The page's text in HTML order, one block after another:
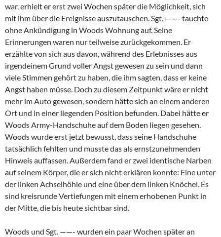
war, erhielt er erst zwei Wochen später die Möglichkeit, sich
mit ihm über die Ereignisse auszutauschen. Sgt. ——- tauchte
ohne Ankündigung in Woods Wohnung auf. Seine
Erinnerungen waren nur teilweise zurückgekommen. Er
erzählte von sich aus davon, während des Erlebnisses aus
irgendeinem Grund voller Angst gewesen zu sein und dann
viele Stimmen gehört zu haben, die ihm sagten, dass er keine
Angst haben müsse. Doch zu diesem Zeitpunkt wäre er nicht
mehr im Auto gewesen, sondern hätte sich an einem anderen
Ort und in einer liegenden Position befunden. Dabei hätte er
Woods Army-Handschuhe auf dem Boden liegen gesehen.
Woods wurde erst jetzt bewusst, dass seine Handschuhe
tatsächlich fehlten und musste das als ernstzunehmenden
Hinweis auffassen. Außerdem fand er zwei identische Narben
auf seinem Körper, die er sich nicht erklären konnte: Eine unter
der linken Achselhöhle und eine über dem linken Knöchel. Es
sind kreisrunde Vertiefungen mit einem erhobenen Punkt in
der Mitte, die bis heute sichtbar sind.
Woods und Sgt. ——- wurden ein paar Wochen später an